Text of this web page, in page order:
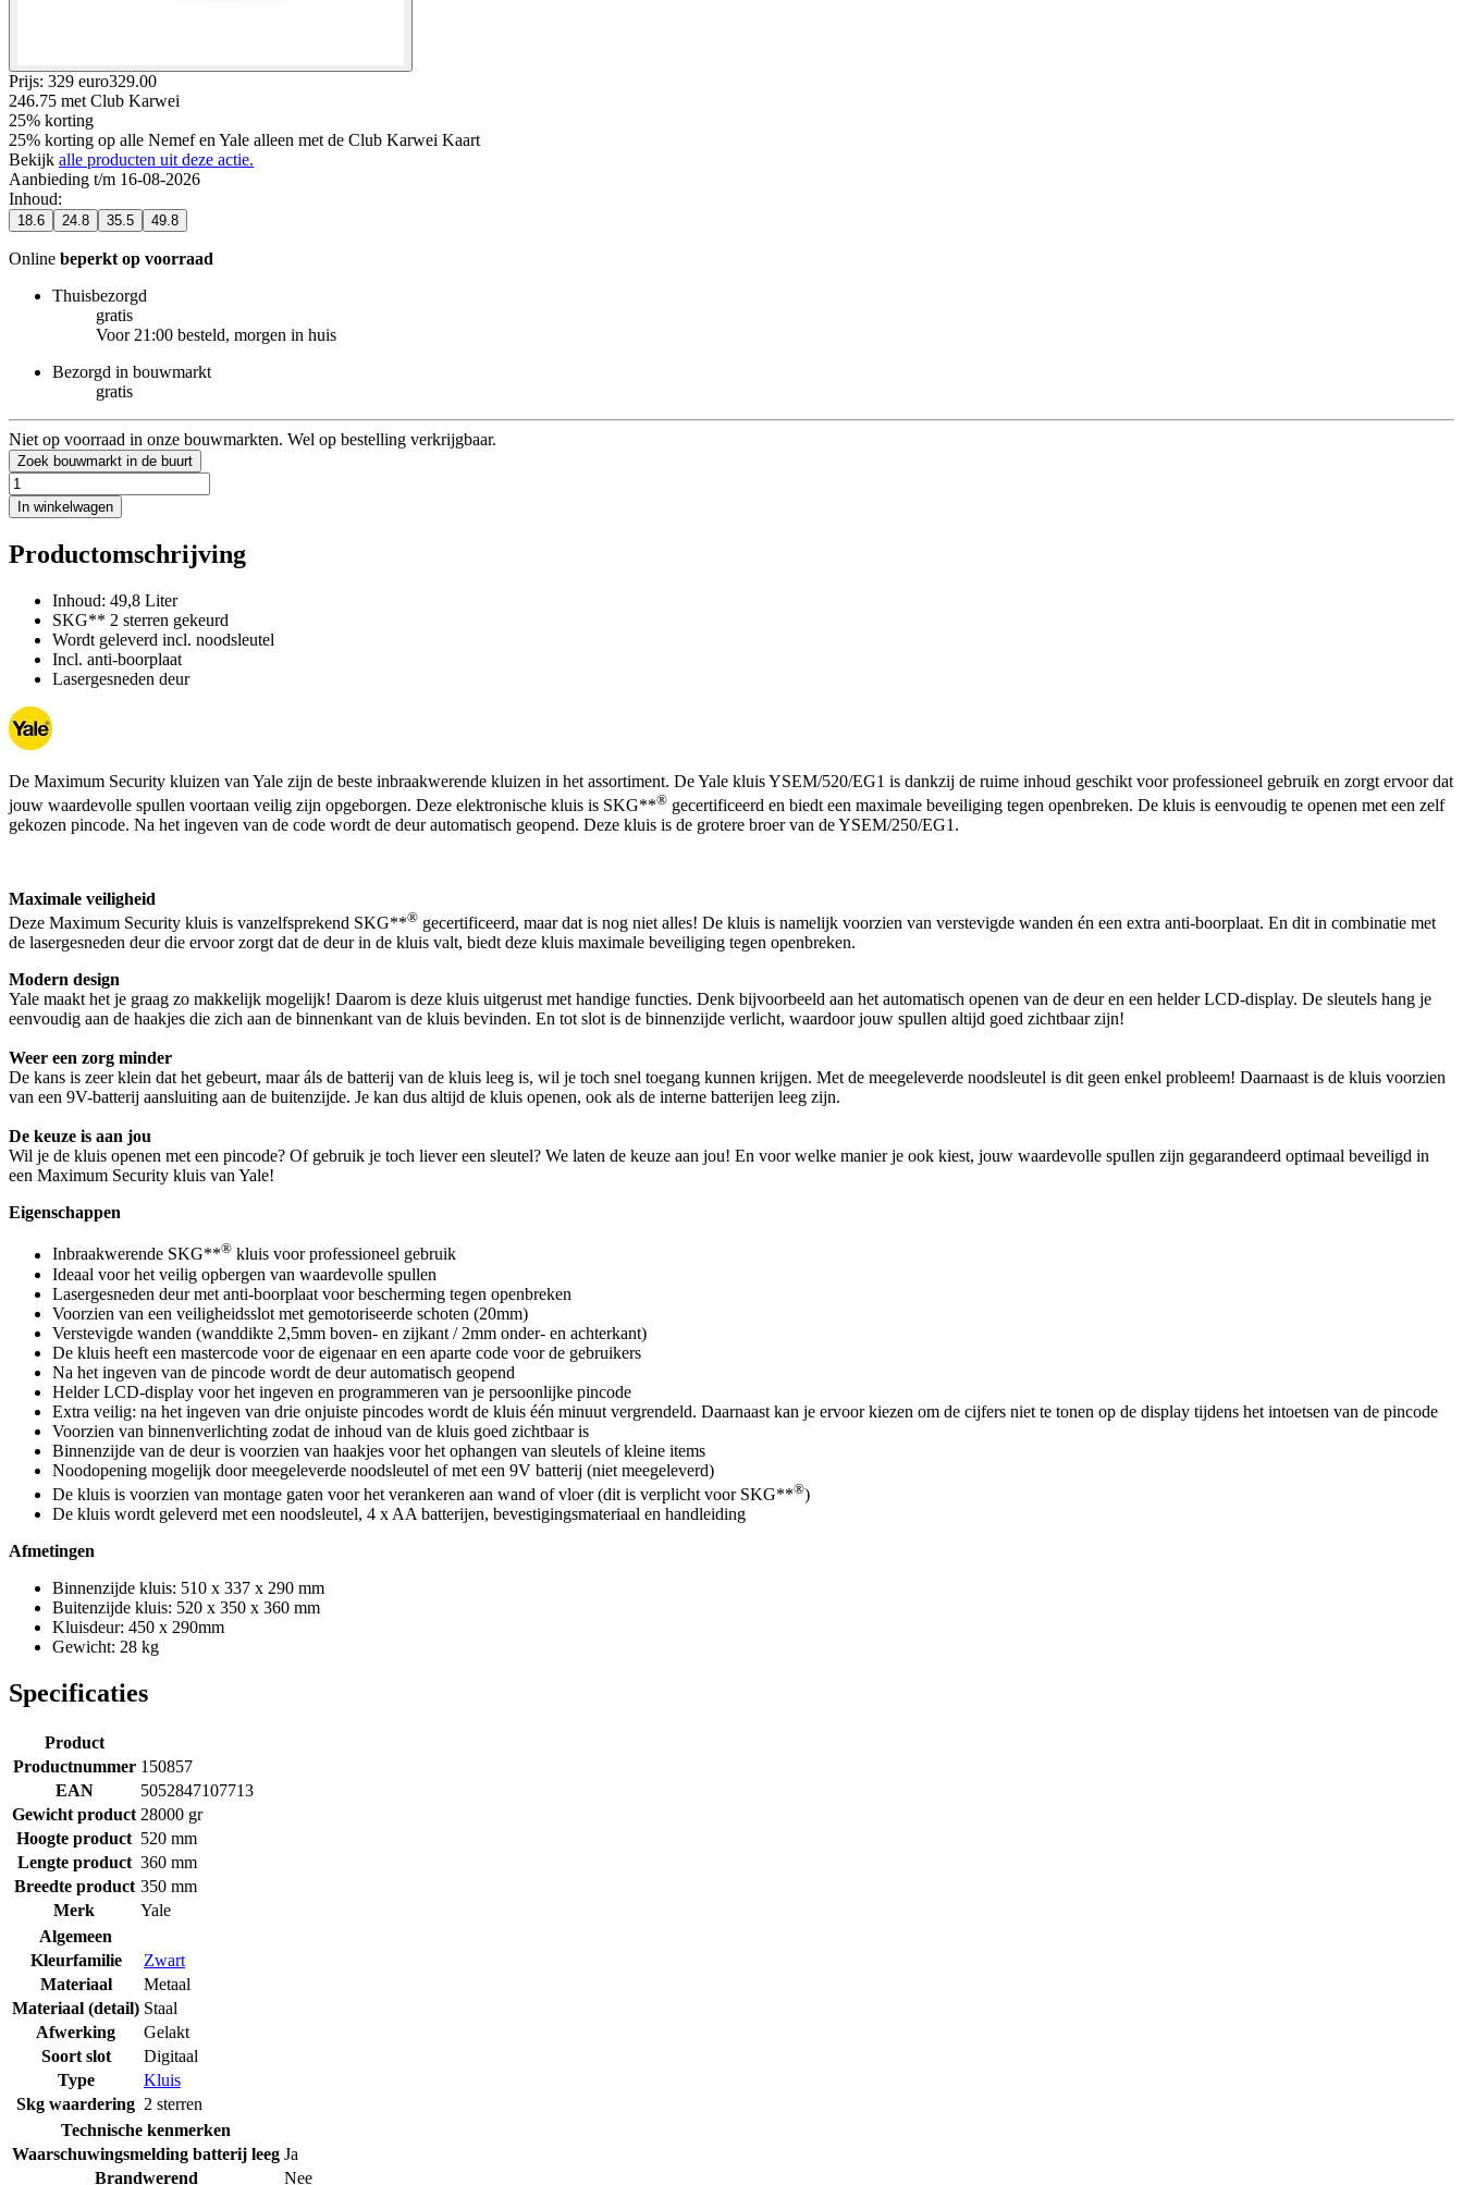
Prijs: 329 euro329.00
246.75 met Club Karwei
25% korting
25% korting op alle Nemef en Yale alleen met de Club Karwei Kaart
Bekijk alle producten uit deze actie.
Aanbieding t/m 16-08-2026
Inhoud:
18.6 24.8 35.5 49.8
Online beperkt op voorraad
Thuisbezorgd
gratis
Voor 21:00 besteld, morgen in huis
Bezorgd in bouwmarkt
gratis
Niet op voorraad in onze bouwmarkten. Wel op bestelling verkrijgbaar.
Zoek bouwmarkt in de buurt
In winkelwagen
Productomschrijving
Inhoud: 49,8 Liter
SKG** 2 sterren gekeurd
Wordt geleverd incl. noodsleutel
Incl. anti-boorplaat
Lasergesneden deur
De Maximum Security kluizen van Yale zijn de beste inbraakwerende kluizen in het assortiment. De Yale kluis YSEM/520/EG1 is dankzij de ruime inhoud geschikt voor professioneel gebruik en zorgt ervoor dat
jouw waardevolle spullen voortaan veilig zijn opgeborgen. Deze elektronische kluis is SKG**® gecertificeerd en biedt een maximale beveiliging tegen openbreken. De kluis is eenvoudig te openen met een zelf
gekozen pincode. Na het ingeven van de code wordt de deur automatisch geopend. Deze kluis is de grotere broer van de YSEM/250/EG1.
Maximale veiligheid
Deze Maximum Security kluis is vanzelfsprekend SKG**® gecertificeerd, maar dat is nog niet alles! De kluis is namelijk voorzien van verstevigde wanden én een extra anti-boorplaat. En dit in combinatie met
de lasergesneden deur die ervoor zorgt dat de deur in de kluis valt, biedt deze kluis maximale beveiliging tegen openbreken.
Modern design
Yale maakt het je graag zo makkelijk mogelijk! Daarom is deze kluis uitgerust met handige functies. Denk bijvoorbeeld aan het automatisch openen van de deur en een helder LCD-display. De sleutels hang je
eenvoudig aan de haakjes die zich aan de binnenkant van de kluis bevinden. En tot slot is de binnenzijde verlicht, waardoor jouw spullen altijd goed zichtbaar zijn!
Weer een zorg minder
De kans is zeer klein dat het gebeurt, maar áls de batterij van de kluis leeg is, wil je toch snel toegang kunnen krijgen. Met de meegeleverde noodsleutel is dit geen enkel probleem! Daarnaast is de kluis voorzien
van een 9V-batterij aansluiting aan de buitenzijde. Je kan dus altijd de kluis openen, ook als de interne batterijen leeg zijn.
De keuze is aan jou
Wil je de kluis openen met een pincode? Of gebruik je toch liever een sleutel? We laten de keuze aan jou! En voor welke manier je ook kiest, jouw waardevolle spullen zijn gegarandeerd optimaal beveiligd in
een Maximum Security kluis van Yale!
Eigenschappen
Inbraakwerende SKG**® kluis voor professioneel gebruik
Ideaal voor het veilig opbergen van waardevolle spullen
Lasergesneden deur met anti-boorplaat voor bescherming tegen openbreken
Voorzien van een veiligheidsslot met gemotoriseerde schoten (20mm)
Verstevigde wanden (wanddikte 2,5mm boven- en zijkant / 2mm onder- en achterkant)
De kluis heeft een mastercode voor de eigenaar en een aparte code voor de gebruikers
Na het ingeven van de pincode wordt de deur automatisch geopend
Helder LCD-display voor het ingeven en programmeren van je persoonlijke pincode
Extra veilig: na het ingeven van drie onjuiste pincodes wordt de kluis één minuut vergrendeld. Daarnaast kan je ervoor kiezen om de cijfers niet te tonen op de display tijdens het intoetsen van de pincode
Voorzien van binnenverlichting zodat de inhoud van de kluis goed zichtbaar is
Binnenzijde van de deur is voorzien van haakjes voor het ophangen van sleutels of kleine items
Noodopening mogelijk door meegeleverde noodsleutel of met een 9V batterij (niet meegeleverd)
De kluis is voorzien van montage gaten voor het verankeren aan wand of vloer (dit is verplicht voor SKG**®)
De kluis wordt geleverd met een noodsleutel, 4 x AA batterijen, bevestigingsmateriaal en handleiding
Afmetingen
Binnenzijde kluis: 510 x 337 x 290 mm
Buitenzijde kluis: 520 x 350 x 360 mm
Kluisdeur: 450 x 290mm
Gewicht: 28 kg
Specificaties
Product
Productnummer 150857
EAN
5052847107713
Gewicht product 28000 gr
Hoogte product 520 mm
Lengte product 360 mm
Breedte product 350 mm
Merk
Yale
Algemeen
Kleurfamilie
Zwart
Materiaal
Metaal
Materiaal (detail) Staal
Afwerking
Gelakt
Soort slot
Digitaal
Type
Kluis
Skg waardering 2 sterren
Technische kenmerken
Waarschuwingsmelding batterij leeg Ja
Brandwerend
Nee